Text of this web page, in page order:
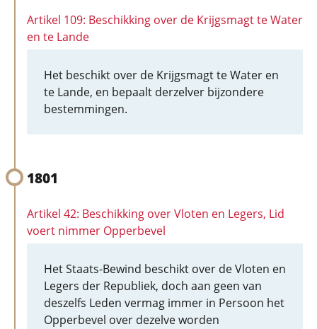
Artikel 109: Beschikking over de Krijgsmagt te Water
en te Lande
Het beschikt over de Krijgsmagt te Water en
te Lande, en bepaalt derzelver bijzondere
bestemmingen.
1801
Artikel 42: Beschikking over Vloten en Legers, Lid
voert nimmer Opperbevel
Het Staats-Bewind beschikt over de Vloten en
Legers der Republiek, doch aan geen van
deszelfs Leden vermag immer in Persoon het
Opperbevel over dezelve worden